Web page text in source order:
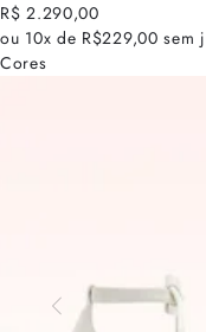
R$ 2.290,00
ou 10x de R$229,00 sem
Cores